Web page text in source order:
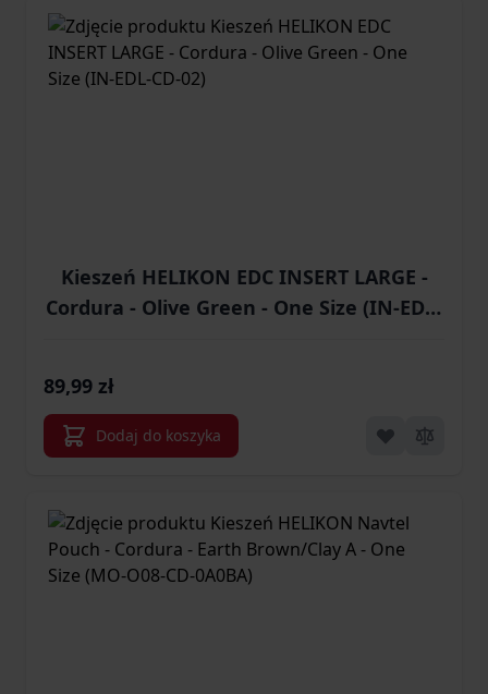
Kieszeń HELIKON EDC INSERT LARGE -
Cordura - Olive Green - One Size (IN-EDL-
89,99 zł
Dodaj do koszyka